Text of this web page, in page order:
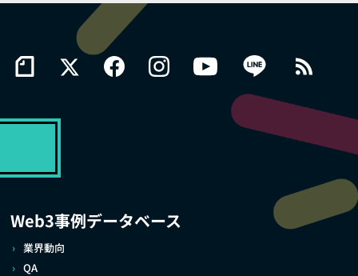
Web3事例データベース
業界動向
QA